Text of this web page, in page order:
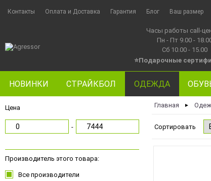
Контакты Оплата и Доставка Гарантия Блог Ваш размер
Часы работы call-
Пн - Пт 9.00 -
Сб 10.00 - 15.00
⭐Подарочные
НОВИНКИ СТРАЙКБОЛ ОДЕЖДА
Цена
-
Производитель этого товара:
Все производители
Главная ►
Сортировать